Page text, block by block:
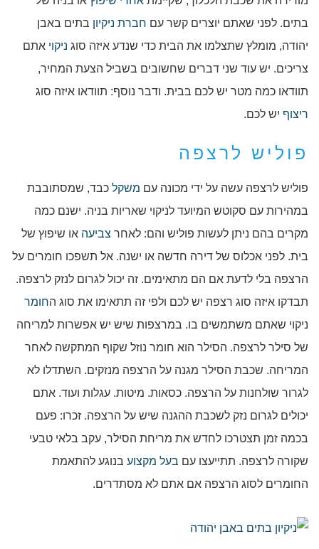
בתים. לפני שאתם יוצרים קשר עם חברת ניקיון בתים באבן
יהודה, מומלץ שתצלמו את הבית כדי שנדע איזה סוג ניקוי אתם
צריכים. יש עוד שני דברים שחשובים בשביל הצעת המחיר,
תוודאו כמה מטר יש לכם בבית. ודבר נוסף: תוודאו איזה סוג
ריצוף יש לכם.
פוליש לרצפה
פוליש לרצפה עשה על ידי מכונה עם משקל כבד, שמסתובבת
במהירות עם סקוטש המיועד לניקוי שאריות בניה. ישנם כמה
מקרים בהם ניתן לעשות פוליש והם: לאחר צביעה או שיפוץ של
בית. לפני אכלוס של דירה חדשה או ישנה. אל תשפכו חומרים על
הרצפה בלי לדעת אם הם מתאימים. זה יכול לגרום לנזק לרצפה.
תבדקו איזה סוג רצפה יש לכם ולפי זה תתאימו את סוג החומר
ניקוי שאתם משתמשים בו. במרצפות שיש יש אפשרות למריחה
של סילר לרצפה. הסילר הוא חומר נוזל שקוף המתקשה לאחר
המריחה. שכבת הסילר מגנה על הרצפה מנזקים. השתדלו לא
לגרור שולחנות על הרצפה. כסאות. מיטות. עגלות ועוד. אתם
יכולים לגרום נזק לשכבת ההגנה שיש על הרצפה. זכרו: פעם
בכמה זמן תצטרכו לחדש את מריחת הסילר, עקב בלאי טבעי
שקורה לרצפה. תתייעצו עם בעל מקצוע בנוגע להתאמת
החומרים לסוג הרצפה אם אתם לא מסתדרים.